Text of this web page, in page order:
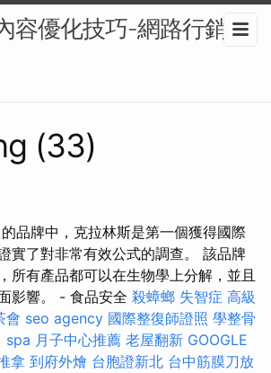
容優化技巧-網路行銷公
(33)
品牌中，克拉林斯是第一個獲得國際
實了對非常有效公式的調查。 該品牌
所有產品都可以在生物學上分解，並且
影響。 - 食品安全 殺蟑螂 失智症 高級
會 seo agency 國際整復師證照 學整骨
spa 月子中心推薦 老屋翻新 GOOGLE
拿 到府外燴 台胞證新北 台中筋膜刀放